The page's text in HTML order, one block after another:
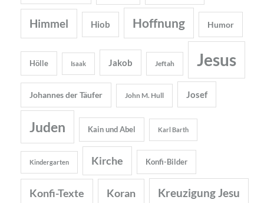
Himmel Hiob Hoffnung Humor
Hölle Isaak Jakob Jeftah Jesus
Johannes der Täufer John M. Hull Josef
Juden Kain und Abel Karl Barth
Kindergarten Kirche Konfi-Bilder
Konfi-Texte Koran Kreuzigung Jesu